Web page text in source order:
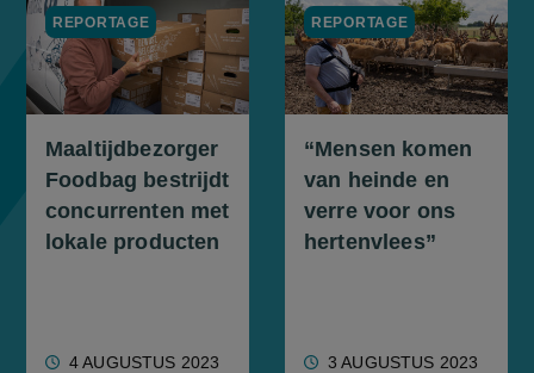
Maaltijdbezorger
Foodbag bestrijdt
concurrenten met
lokale producten
4 AUGUSTUS 2023
REPORTAGE
“Mensen komen
van heinde en
verre voor ons
hertenvlees”
3 AUGUSTUS 2023
REPORTAGE